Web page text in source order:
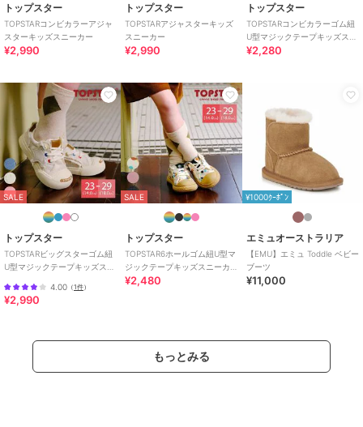
トップスター
TOPSTARコンビカラーアジャ
スターキッズスニーカー
¥2,990
トップスター
TOPSTARアジャスターキッズ
スニーカー
¥2,990
トップスター
TOPSTARコンビカラーゴム紐
U型マジックテープキッズスニ
ーカー
¥2,280
SALE
トップスター
TOPSTARビッグスターゴム紐
U型マジックテープキッズスニ
4.00 （1件）
¥2,990
SALE
トップスター
TOPSTAR6ホールゴム紐U型マ
ジックテープキッズスニーカ
ー
¥2,480
¥1000ｸｰﾎﾟﾝ
エミュオーストラリア
【EMU】エミュ Toddle ベビー
ブーツ
¥11,000
もっとみる